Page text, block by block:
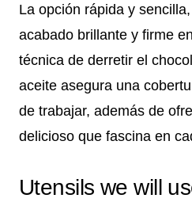
La opción rápida y
acabado brillante y firme
técnica de derretir el
aceite asegura una
de trabajar, además de
delicioso que fascina en
Utensils we will